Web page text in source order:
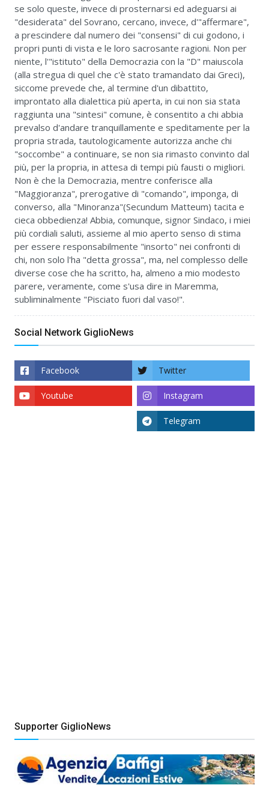
se solo queste, invece di prosternarsi ed adeguarsi ai
"desiderata" del Sovrano, cercano, invece, d'"affermare",
a prescindere dal numero dei "consensi" di cui godono, i
propri punti di vista e le loro sacrosante ragioni. Non per
niente, l'"istituto" della Democrazia con la "D" maiuscola
(alla stregua di quel che c'è stato tramandato dai Greci),
siccome prevede che, al termine d'un dibattito,
improntato alla dialettica più aperta, in cui non sia stata
raggiunta una "sintesi" comune, è consentito a chi abbia
prevalso d'andare tranquillamente e speditamente per la
propria strada, tautologicamente autorizza anche chi
"soccombe" a continuare, se non sia rimasto convinto dal
più, per la propria, in attesa di tempi più fausti o migliori.
Non è che la Democrazia, mentre conferisce alla
"Maggioranza", prerogative di "comando", imponga, di
converso, alla "Minoranza"(Secundum Matteum) tacita e
cieca obbedienza! Abbia, comunque, signor Sindaco, i miei
più cordiali saluti, assieme al mio aperto senso di stima
per essere responsabilmente "insorto" nei confronti di
chi, non solo l'ha "detta grossa", ma, nel complesso delle
diverse cose che ha scritto, ha, almeno a mio modesto
parere, veramente, come s'usa dire in Maremma,
subliminalmente "Pisciato fuori dal vaso!".
Social Network GiglioNews
Facebook Twitter
Instagram
Youtube
Telegram
Supporter GiglioNews